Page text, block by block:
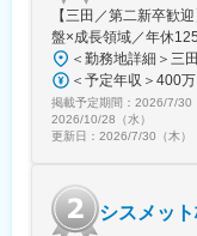
変更の範囲：会
【三田／第二新卒歓
盤×成長領域／年休
掲載予定期間： 2026/7/30
2026/10/28（水）
更新日： 2026/7/30（木）
シスメッ